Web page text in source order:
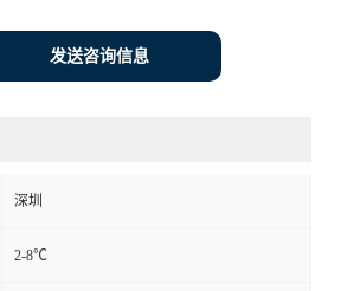
发送咨询信息
深圳
2-8℃